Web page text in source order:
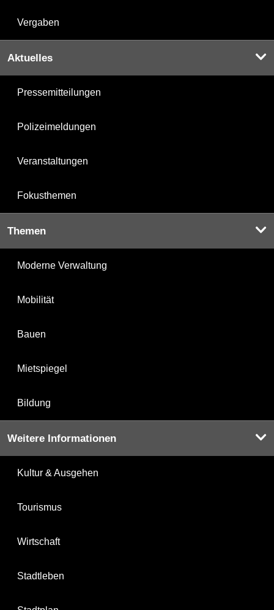
Vergaben
Aktuelles
Pressemitteilungen
Polizeimeldungen
Veranstaltungen
Fokusthemen
Themen
Moderne Verwaltung
Mobilität
Bauen
Mietspiegel
Bildung
Weitere Informationen
Kultur & Ausgehen
Tourismus
Wirtschaft
Stadtleben